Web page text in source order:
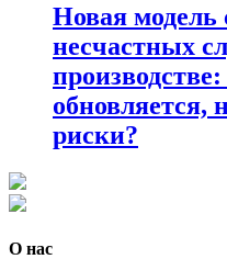
Новая модель
несчастных
обновляется,
риски?
О нас